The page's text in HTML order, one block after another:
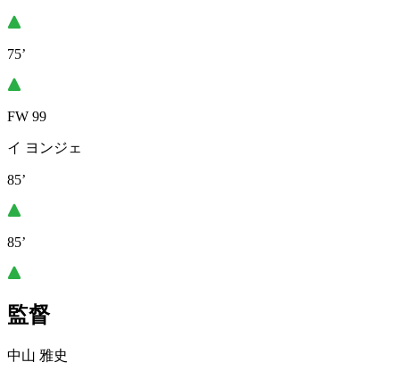
75’
FW 99
イ ヨンジェ
85’
85’
監督
中山 雅史